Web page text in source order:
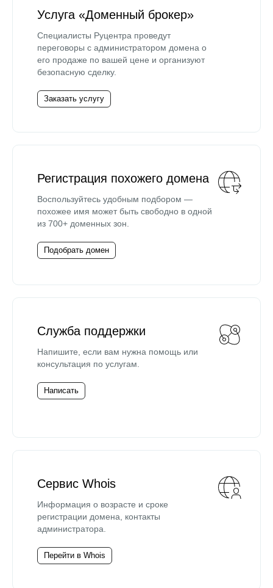
Услуга «Доменный брокер»
Специалисты Руцентра проведут
переговоры с администратором домена о
его продаже по вашей цене и организуют
безопасную сделку.
Заказать услугу
Регистрация похожего домена
Воспользуйтесь удобным подбором —
похожее имя может быть свободно в одной
из 700+ доменных зон.
Подобрать домен
Служба поддержки
Напишите, если вам нужна помощь или
консультация по услугам.
Написать
Сервис Whois
Информация о возрасте и сроке
регистрации домена, контакты
администратора.
Перейти в Whois